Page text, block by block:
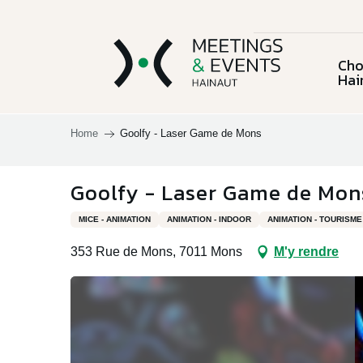
Charleroi & sa
région
Lieux et activités
province du
Hainaut
Documentation
Le
Home Goolfy - Laser Game de Mons
Goolfy - Laser Game de
MICE - ANIMATION ANIMATION - INDOOR ANIMATION -
353 Rue de Mons, 7011 Mons M'y rendre